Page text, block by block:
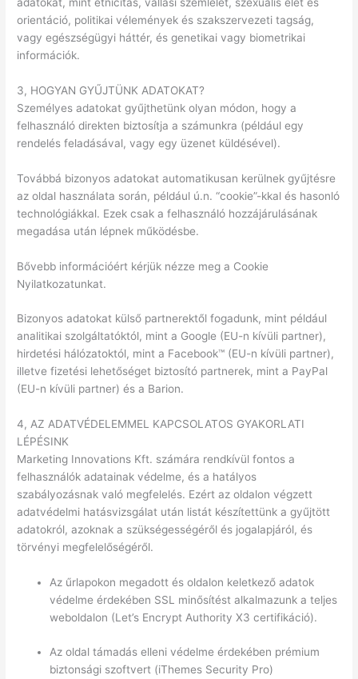
orientáció, politikai vélemények és szakszervezeti tagság,
vagy egészségügyi háttér, és genetikai vagy biometrikai
információk.
3, HOGYAN GYŰJTÜNK ADATOKAT?
Személyes adatokat gyűjthetünk olyan módon, hogy a
felhasználó direkten biztosítja a számunkra (például egy
rendelés feladásával, vagy egy üzenet küldésével).
Továbbá bizonyos adatokat automatikusan kerülnek gyűjtésre
az oldal használata során, például ú.n. “cookie”-kkal és hasonló
technológiákkal. Ezek csak a felhasználó hozzájárulásának
megadása után lépnek működésbe.
Bővebb információért kérjük nézze meg a Cookie
Nyilatkozatunkat.
Bizonyos adatokat külső partnerektől fogadunk, mint például
analitikai szolgáltatóktól, mint a Google (EU-n kívüli partner),
hirdetési hálózatoktól, mint a Facebook™ (EU-n kívüli partner),
illetve fizetési lehetőséget biztosító partnerek, mint a PayPal
(EU-n kívüli partner) és a Barion.
4, AZ ADATVÉDELEMMEL KAPCSOLATOS GYAKORLATI
LÉPÉSINK
Marketing Innovations Kft. számára rendkívül fontos a
felhasználók adatainak védelme, és a hatályos
szabályozásnak való megfelelés. Ezért az oldalon végzett
adatvédelmi hatásvizsgálat után listát készítettünk a gyűjtött
adatokról, azoknak a szükségességéről és jogalapjáról, és
törvényi megfelelőségéről.
Az űrlapokon megadott és oldalon keletkező adatok
védelme érdekében SSL minősítést alkalmazunk a teljes
weboldalon (Let’s Encrypt Authority X3 certifikáció).
Az oldal támadás elleni védelme érdekében prémium
biztonsági szoftvert (iThemes Security Pro)